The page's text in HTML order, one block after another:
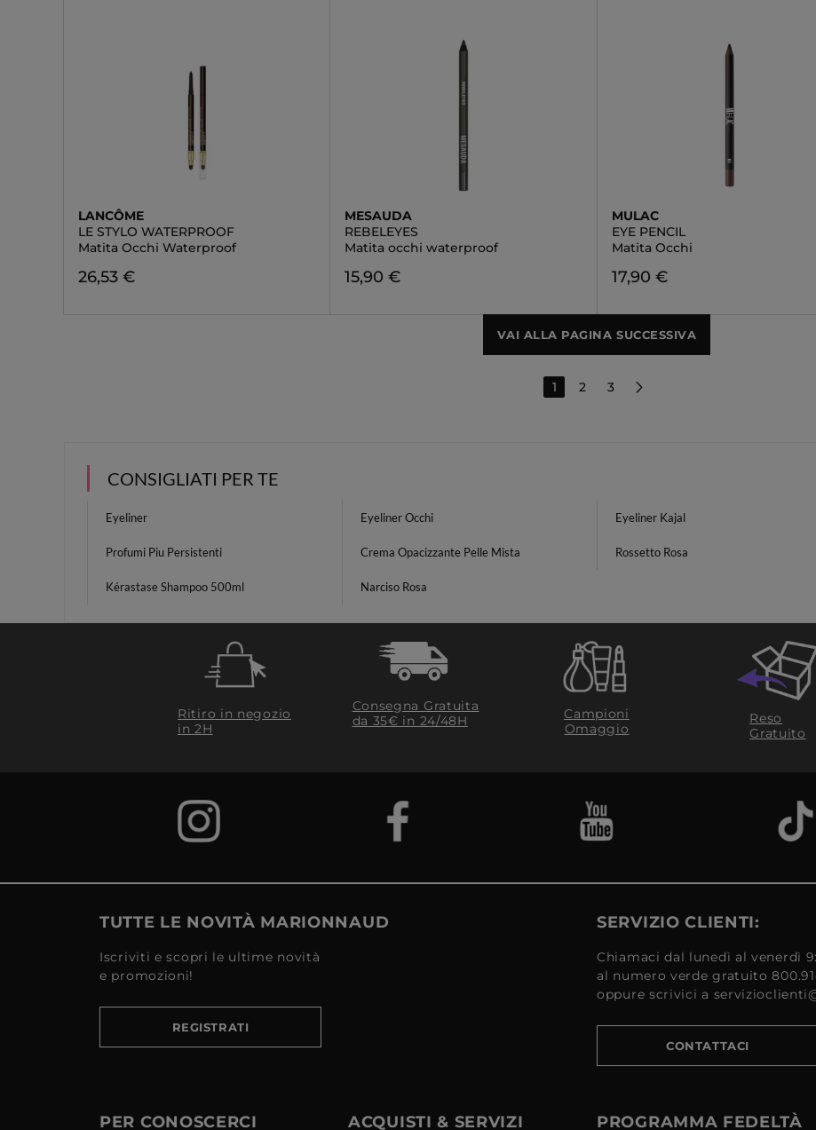
LANCÔME
LE STYLO WATERPROOF
Matita Occhi Waterproof
26,53 €
MESAUDA
REBELEYES
Matita occhi waterproof
15,90 €
MULAC
EYE PENCIL
Matita Occhi
17,90 €
VAI ALLA PAGINA SUCCESSIVA
1 2 3
CONSIGLIATI PER TE
Eyeliner Eyeliner Occhi Eyeliner Kajal
Profumi Piu Persistenti Crema Opacizzante Pelle Mista Rossetto Rosa
Kérastase Shampoo 500ml Narciso Rosa
Ritiro in negozio
in 2H
Consegna Gratuita
da 35€​ in 24/48H
Campioni
Omaggio
Reso
Gratuito
TUTTE LE NOVITÀ MARIONNAUD
Iscriviti e scopri le ultime novità
e promozioni!
REGISTRATI
SERVIZIO CLIENTI:
Chiamaci dal lunedì al venerdì
al numero verde gratuito
oppure scrivici a
CONTATTACI
PER CONOSCERCI ACQUISTI & SERVIZI PROGRAMMA FEDELTÀ